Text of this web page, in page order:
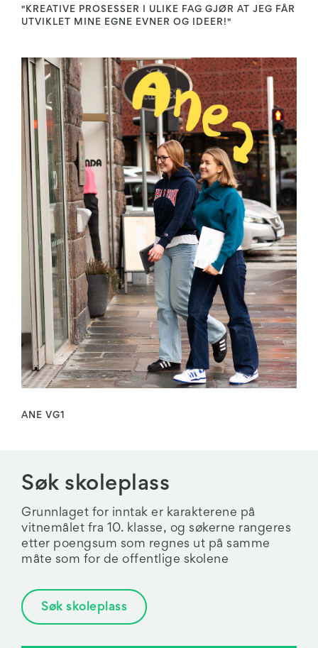
"KREATIVE PROSESSER I ULIKE FAG GJØR AT JEG FÅR
UTVIKLET MINE EGNE EVNER OG IDEER!"
ANE VG1
Søk skoleplass
Grunnlaget for inntak er karakterene på
vitnemålet fra 10. klasse, og søkerne rangeres
etter poengsum som regnes ut på samme
måte som for de offentlige skolene
Søk skoleplass